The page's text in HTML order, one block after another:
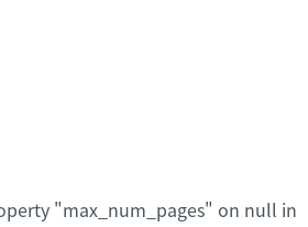
"max_num_pages" on null in